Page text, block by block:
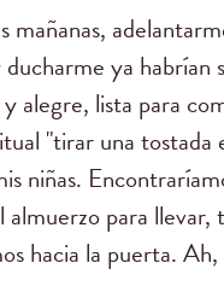
mañanas,
ya habrían
alegre, lista para
"tirar una
niñas.
almuerzo para
hacia la puerta.